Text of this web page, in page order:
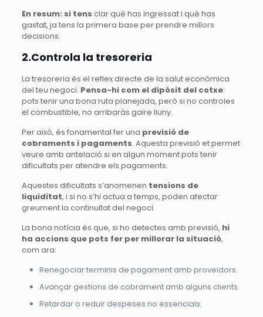
En resum: si tens clar què has ingressat i què has
gastat, ja tens la primera base per prendre millors
decisions.
2.Controla la tresoreria
La tresoreria és el reflex directe de la salut econòmica
del teu negoci. Pensa-hi com el dipòsit del cotxe:
pots tenir una bona ruta planejada, però si no controles
el combustible, no arribaràs gaire lluny.
Per això, és fonamental fer una previsió de
cobraments i pagaments. Aquesta previsió et permet
veure amb antelació si en algun moment pots tenir
dificultats per atendre els pagaments.
Aquestes dificultats s’anomenen tensions de
liquiditat, i si no s’hi actua a temps, poden afectar
greument la continuïtat del negoci.
La bona notícia és que, si ho detectes amb previsió, hi
ha accions que pots fer per millorar la situació,
com ara:
Renegociar terminis de pagament amb proveïdors.
Avançar gestions de cobrament amb alguns clients.
Retardar o reduir despeses no essencials.